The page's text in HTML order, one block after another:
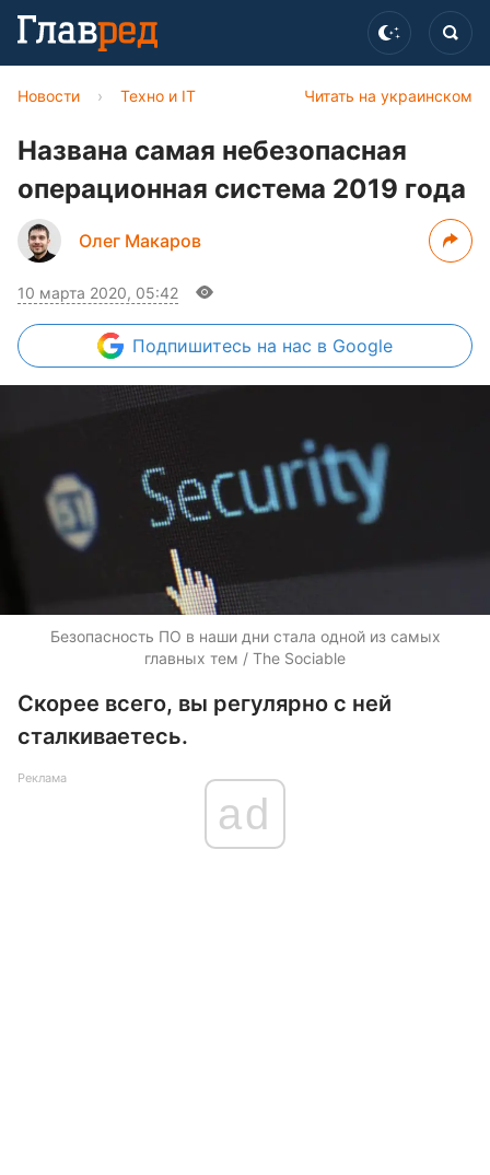
Читать на украинском
Новости › Техно и IT
Названа самая небезопасная
операционная система 2019 года
Олег Макаров
10 марта 2020, 05:42
Подпишитесь на нас в Google
Безопасность ПО в наши дни стала одной из самых
главных тем / The Sociable
Скорее всего, вы регулярно с ней
сталкиваетесь.
Реклама
ad